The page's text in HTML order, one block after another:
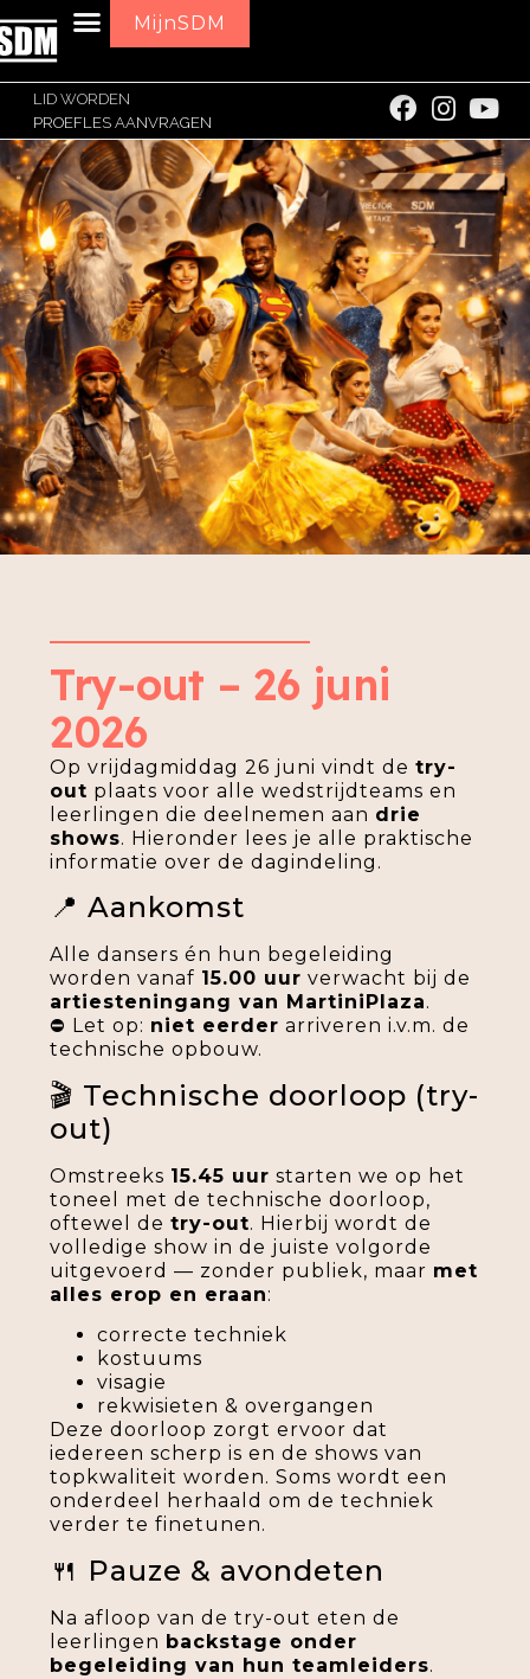
MijnSDM
LID WORDEN
PROEFLES AANVRAGEN
Try-out – 26 juni
2026
Op vrijdagmiddag 26 juni vindt de try-
out plaats voor alle wedstrijdteams en
leerlingen die deelnemen aan drie
shows. Hieronder lees je alle praktische
informatie over de dagindeling.
📍 Aankomst
Alle dansers én hun begeleiding
worden vanaf 15.00 uur verwacht bij de
artiesteningang van MartiniPlaza.
⛔ Let op: niet eerder arriveren i.v.m. de
technische opbouw.
🎬 Technische doorloop (try-
out)
Omstreeks 15.45 uur starten we op het
toneel met de technische doorloop,
oftewel de try-out. Hierbij wordt de
volledige show in de juiste volgorde
uitgevoerd — zonder publiek, maar met
alles erop en eraan:
correcte techniek
kostuums
visagie
rekwisieten & overgangen
Deze doorloop zorgt ervoor dat
iedereen scherp is en de shows van
topkwaliteit worden. Soms wordt een
onderdeel herhaald om de techniek
verder te finetunen.
🍴 Pauze & avondeten
Na afloop van de try-out eten de
leerlingen backstage onder
begeleiding van hun teamleiders.